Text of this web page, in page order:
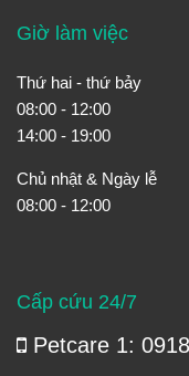
Giờ làm việc
Thứ hai - thứ bảy
08:00 - 12:00
14:00 - 19:00
Chủ nhật & Ngày lễ
08:00 - 12:00
Cấp cứu 24/7
Petcare 1: